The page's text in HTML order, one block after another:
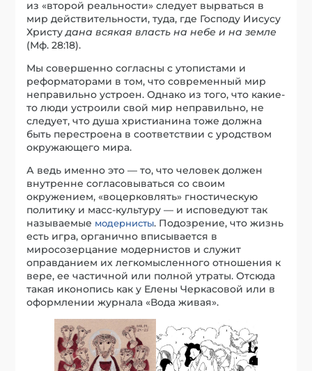
из «второй реальности» следует вырваться в
мир действительности, туда, где Господу Иисусу
Христудана всякая власть на небе и на земле
(Мф. 28:18).
Мы совершенно согласны с утопистами и
реформаторами в том, что современный мир
неправильно устроен. Однако из того, что какие-
то люди устроили свой мир неправильно, не
следует, что душа христианина тоже должна
быть перестроена в соответствии с уродством
окружающего мира.
А ведь именно это — то, что человек должен
внутренне согласовываться со своим
окружением, «воцерковлять» гностическую
политику и масс-культуру — и исповедуют так
называемые модернисты. Подозрение, что жизнь
есть игра, органично вписывается в
миросозерцание модернистов и служит
оправданием их легкомысленного отношения к
вере, ее частичной или полной утраты. Отсюда
такая иконопись как у Елены Черкасовой или в
оформлении журнала «Вода живая».